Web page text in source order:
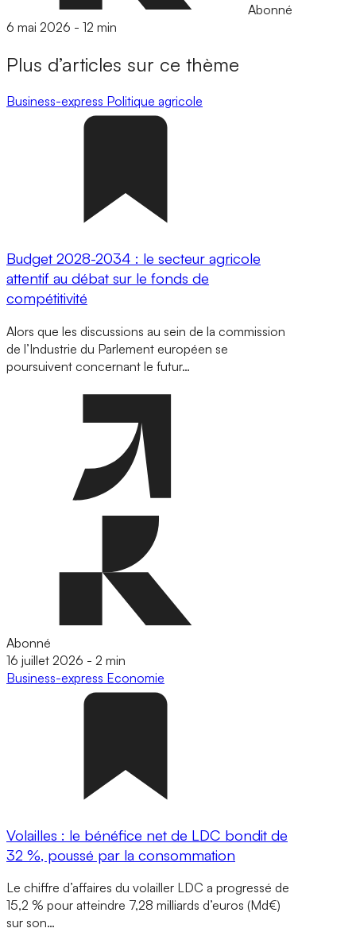
Abonné
6 mai 2026 - 12 min
Plus d’articles sur ce thème
Business-express Politique agricole
Budget 2028-2034 : le secteur agricole
attentif au débat sur le fonds de
compétitivité
Alors que les discussions au sein de la commission
de l’Industrie du Parlement européen se
poursuivent concernant le futur…
Abonné
16 juillet 2026 - 2 min
Business-express Economie
Volailles : le bénéfice net de LDC bondit de
32 %, poussé par la consommation
Le chiffre d’affaires du volailler LDC a progressé de
15,2 % pour atteindre 7,28 milliards d’euros (Md€)
sur son…